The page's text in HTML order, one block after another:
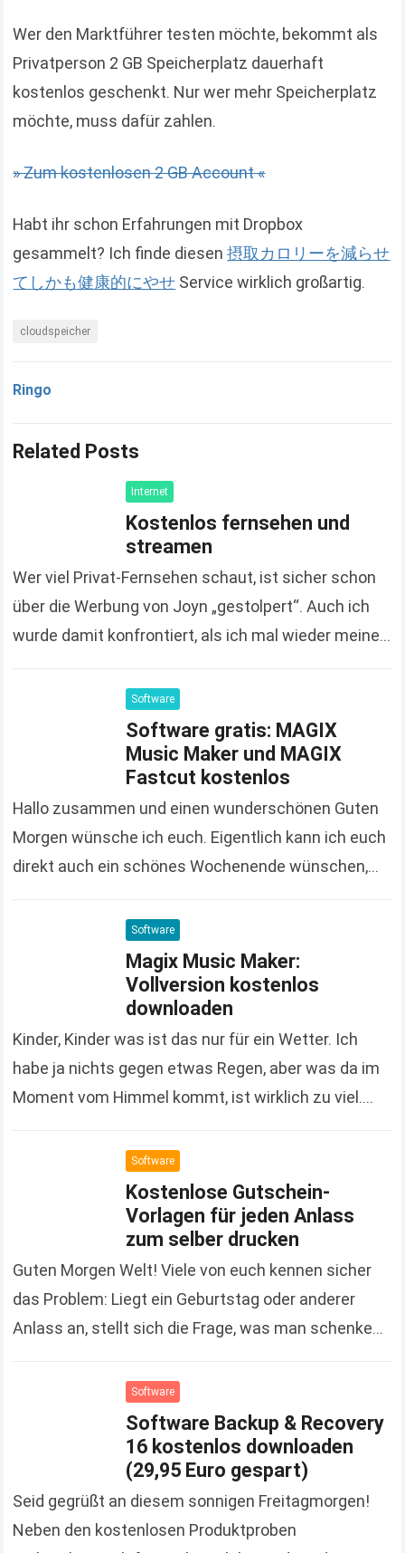
Wer den Marktführer testen möchte, bekommt als
Privatperson 2 GB Speicherplatz dauerhaft
kostenlos geschenkt. Nur wer mehr Speicherplatz
möchte, muss dafür zahlen.
» Zum kostenlosen 2 GB Account «
Habt ihr schon Erfahrungen mit Dropbox
gesammelt? Ich finde diesen摂取カロリーを減らせ
てしかも健康的にやせ Service wirklich großartig.
cloudspeicher
Ringo
Related Posts
Internet
Kostenlos fernsehen und
streamen
Wer viel Privat-Fernsehen schaut, ist sicher schon
über die Werbung von Joyn „gestolpert“. Auch ich
wurde damit konfrontiert, als ich mal wieder meine
Software
Software gratis: MAGIX
Music Maker und MAGIX
Fastcut kostenlos
Hallo zusammen und einen wunderschönen Guten
Morgen wünsche ich euch. Eigentlich kann ich euch
direkt auch ein schönes Wochenende wünschen,
angekommen….Read more
Software
Magix Music Maker:
Vollversion kostenlos
downloaden
Kinder, Kinder was ist das nur für ein Wetter. Ich
habe ja nichts gegen etwas Regen, aber was da im
Moment vom Himmel kommt, ist wirklich zu viel.
Software
Kostenlose Gutschein-
Vorlagen für jeden Anlass
zum selber drucken
Guten Morgen Welt! Viele von euch kennen sicher
das Problem: Liegt ein Geburtstag oder anderer
Anlass an, stellt sich die Frage, was man schenken
Software
Software Backup & Recovery
16 kostenlos downloaden
(29,95 Euro gespart)
Seid gegrüßt an diesem sonnigen Freitagmorgen!
Neben den kostenlosen Produktproben